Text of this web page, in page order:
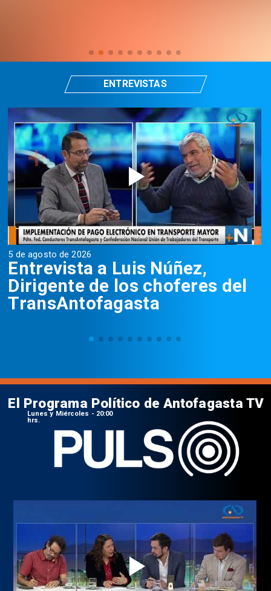
5 de agosto de 2026
Entrevista a Luis Núñez,
Dirigente de los choferes del
TransAntofagasta
ENTREVISTAS
El Programa Político de Antofagasta TV
Lunes y Miércoles - 20:00
hrs.